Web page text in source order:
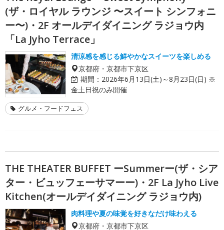
(ザ・ロイヤル ラウンジ 〜スイート シンフォニ
ー〜)・2F オールデイダイニング ラジョウ内
「La Jyho Terrace」
清涼感を感じる鮮やかなスイーツを楽しめる
京都府・京都市下京区
期間： 2026年6月13日(土)～8月23日(日) ※
金土日祝のみ開催
グルメ・フードフェス
THE THEATER BUFFET ーSummerー(ザ・シア
ター・ビュッフェーサマーー)・2F La Jyho Live
Kitchen(オールデイダイニング ラジョウ内)
肉料理や夏の味覚を好きなだけ味わえる
京都府・京都市下京区